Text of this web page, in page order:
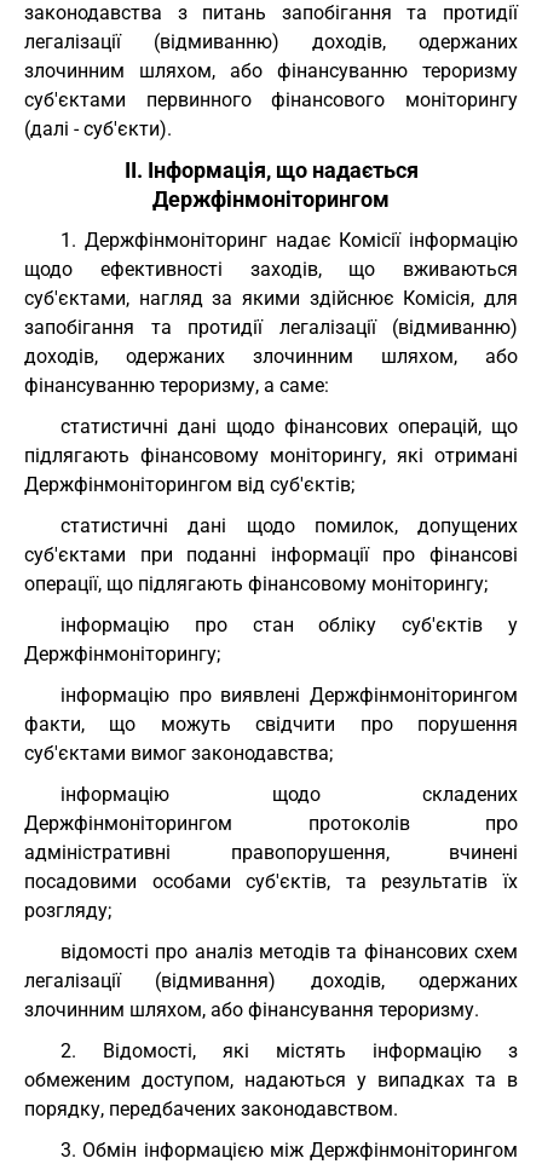
законодавства з питань запобігання та протидії
легалізації (відмиванню) доходів, одержаних
злочинним шляхом, або фінансуванню тероризму
суб'єктами первинного фінансового моніторингу
(далі - суб'єкти).
II. Інформація, що надається
Держфінмоніторингом
1. Держфінмоніторинг надає Комісії інформацію
щодо ефективності заходів, що вживаються
суб'єктами, нагляд за якими здійснює Комісія, для
запобігання та протидії легалізації (відмиванню)
доходів, одержаних злочинним шляхом, або
фінансуванню тероризму, а саме:
статистичні дані щодо фінансових операцій, що
підлягають фінансовому моніторингу, які отримані
Держфінмоніторингом від суб'єктів;
статистичні дані щодо помилок, допущених
суб'єктами при поданні інформації про фінансові
операції, що підлягають фінансовому моніторингу;
інформацію про стан обліку суб'єктів у
Держфінмоніторингу;
інформацію про виявлені Держфінмоніторингом
факти, що можуть свідчити про порушення
суб'єктами вимог законодавства;
інформацію щодо складених
Держфінмоніторингом протоколів про
адміністративні правопорушення, вчинені
посадовими особами суб'єктів, та результатів їх
розгляду;
відомості про аналіз методів та фінансових схем
легалізації (відмивання) доходів, одержаних
злочинним шляхом, або фінансування тероризму.
2. Відомості, які містять інформацію з
обмеженим доступом, надаються у випадках та в
порядку, передбачених законодавством.
3. Обмін інформацією між Держфінмоніторингом